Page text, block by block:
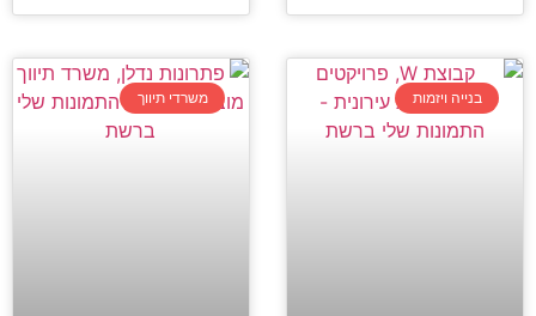
בנייה ויזמות משרדי תיווך